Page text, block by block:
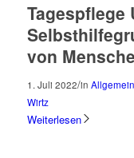
Tagespflege
von
1. Juli 2022/in Allgemein
Wirtz
Weiterlesen